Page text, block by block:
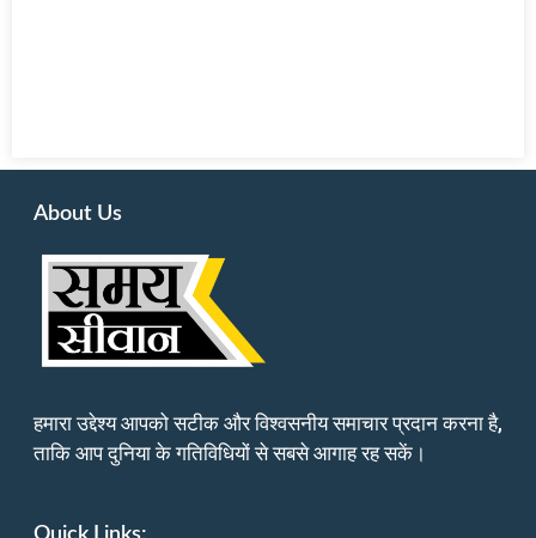
About Us
हमारा उद्देश्य आपको सटीक और विश्वसनीय समाचार प्रदान करना है,
ताकि आप दुनिया के गतिविधियों से सबसे आगाह रह सकें।